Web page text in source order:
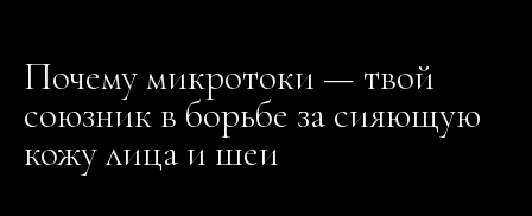
Почему микротоки — твой
союзник в борьбе за сияющую
кожу лица и шеи